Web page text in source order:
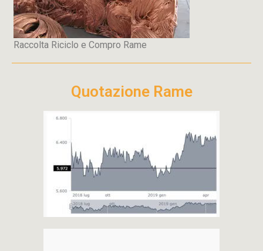
Raccolta Riciclo e Compro Rame
Quotazione Rame